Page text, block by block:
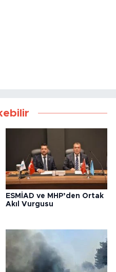
ESMİAD ve MHP’den Ortak
Akıl Vurgusu